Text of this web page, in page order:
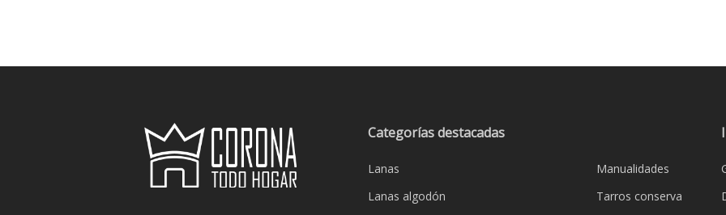
Categorías destacadas
Lanas
Lanas algodón
Manualidades
Tarros conserva